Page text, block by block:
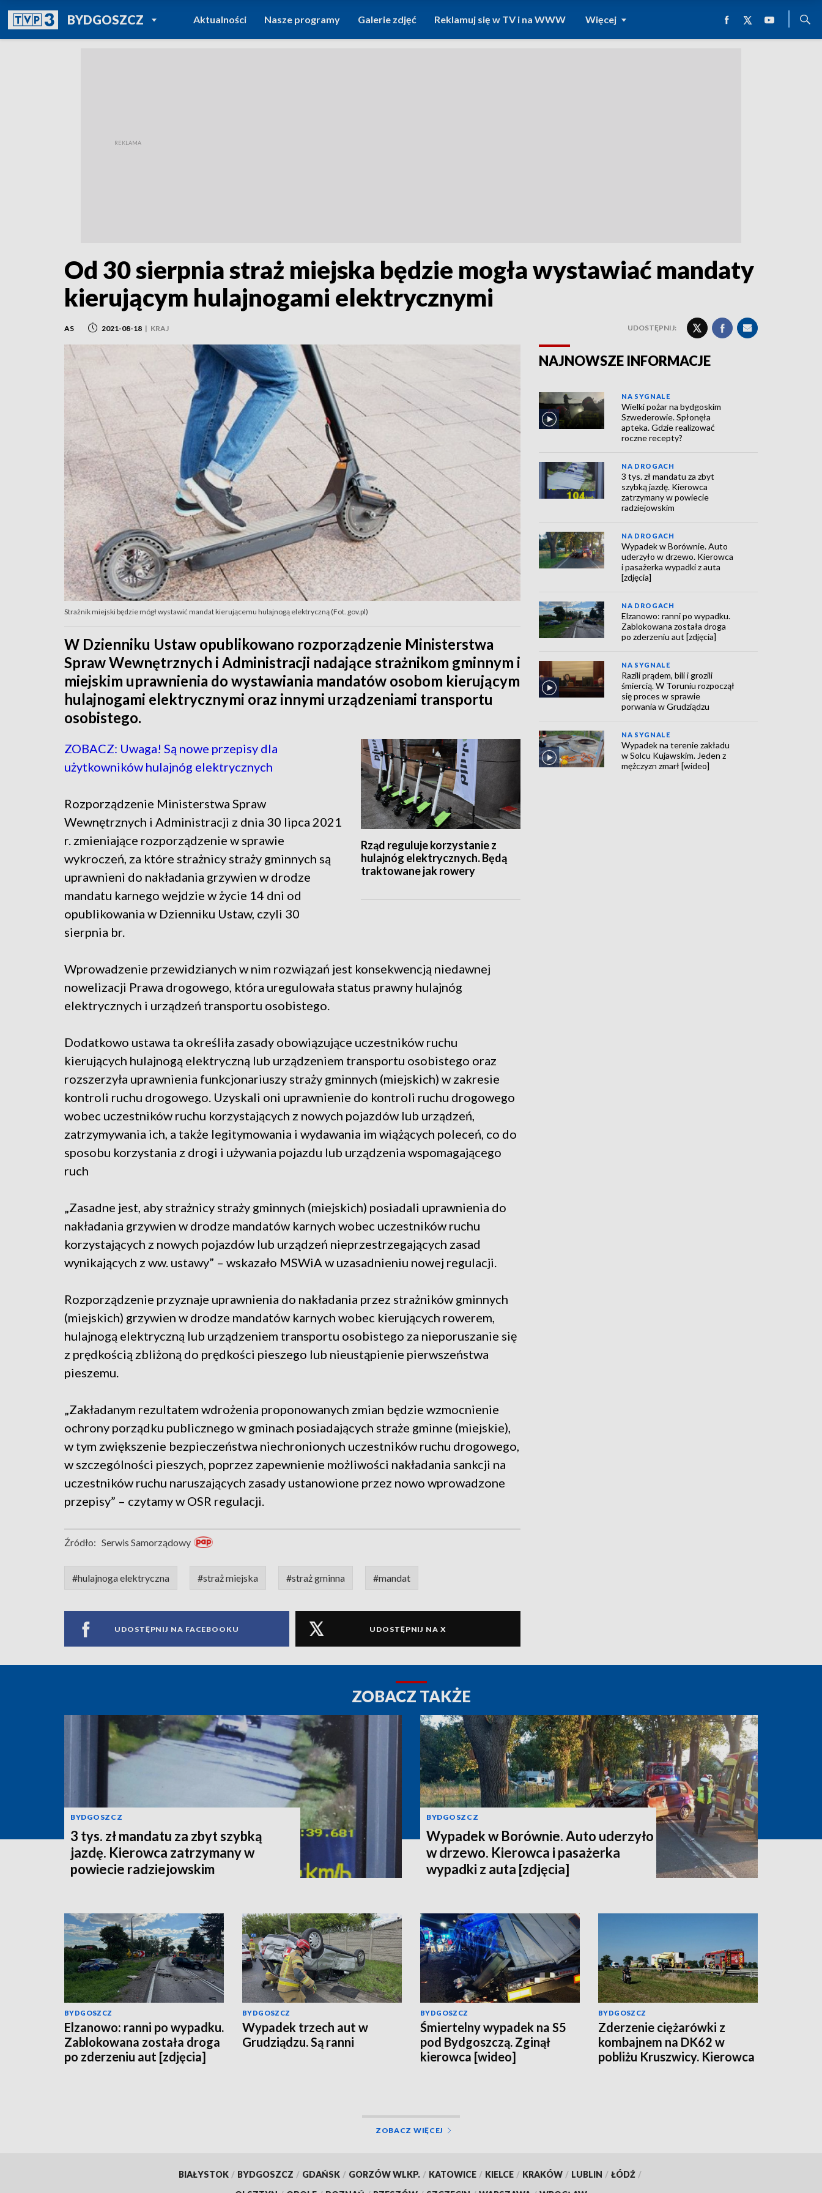
BYDGOSZCZPOWRÓT DO
TVP REGIONY
Aktualności Nasze programy Galerie zdjęć Reklamuj się w TV i na WWW Więcej
Od 30 sierpnia straż miejska będzie mogła wystawiać mandaty
kierującym hulajnogami elektrycznymi
AS 2021-08-18 | KRAJ UDOSTĘPNIJ:
Strażnik miejski będzie mógł wystawić mandat kierującemu hulajnogą elektryczną (Fot. gov.pl)
W Dzienniku Ustaw opublikowano rozporządzenie Ministerstwa
Spraw Wewnętrznych i Administracji nadające strażnikom gminnym i
miejskim uprawnienia do wystawiania mandatów osobom kierującym
hulajnogami elektrycznymi oraz innymi urządzeniami transportu
osobistego.
Rząd reguluje korzystanie z
hulajnóg elektrycznych. Będą
traktowane jak rowery
ZOBACZ: Uwaga! Są nowe przepisy dla
użytkowników hulajnóg elektrycznych
Rozporządzenie Ministerstwa Spraw
Wewnętrznych i Administracji z dnia 30 lipca 2021
r. zmieniające rozporządzenie w sprawie
wykroczeń, za które strażnicy straży gminnych są
uprawnieni do nakładania grzywien w drodze
mandatu karnego wejdzie w życie 14 dni od
opublikowania w Dzienniku Ustaw, czyli 30
sierpnia br.
Wprowadzenie przewidzianych w nim rozwiązań jest konsekwencją niedawnej
nowelizacji Prawa drogowego, która uregulowała status prawny hulajnóg
elektrycznych i urządzeń transportu osobistego.
Dodatkowo ustawa ta określiła zasady obowiązujące uczestników ruchu
kierujących hulajnogą elektryczną lub urządzeniem transportu osobistego oraz
rozszerzyła uprawnienia funkcjonariuszy straży gminnych (miejskich) w zakresie
kontroli ruchu drogowego. Uzyskali oni uprawnienie do kontroli ruchu drogowego
wobec uczestników ruchu korzystających z nowych pojazdów lub urządzeń,
zatrzymywania ich, a także legitymowania i wydawania im wiążących poleceń, co do
sposobu korzystania z drogi i używania pojazdu lub urządzenia wspomagającego
ruch
„Zasadne jest, aby strażnicy straży gminnych (miejskich) posiadali uprawnienia do
nakładania grzywien w drodze mandatów karnych wobec uczestników ruchu
korzystających z nowych pojazdów lub urządzeń nieprzestrzegających zasad
wynikających z ww. ustawy” – wskazało MSWiA w uzasadnieniu nowej regulacji.
Rozporządzenie przyznaje uprawnienia do nakładania przez strażników gminnych
(miejskich) grzywien w drodze mandatów karnych wobec kierujących rowerem,
hulajnogą elektryczną lub urządzeniem transportu osobistego za nieporuszanie się
z prędkością zbliżoną do prędkości pieszego lub nieustąpienie pierwszeństwa
pieszemu.
„Zakładanym rezultatem wdrożenia proponowanych zmian będzie wzmocnienie
ochrony porządku publicznego w gminach posiadających straże gminne (miejskie),
w tym zwiększenie bezpieczeństwa niechronionych uczestników ruchu drogowego,
w szczególności pieszych, poprzez zapewnienie możliwości nakładania sankcji na
uczestników ruchu naruszających zasady ustanowione przez nowo wprowadzone
przepisy” – czytamy w OSR regulacji.
Źródło: Serwis Samorządowy
#hulajnoga elektryczna #straż miejska #straż gminna #mandat
UDOSTĘPNIJ NA FACEBOOKU UDOSTĘPNIJ NA X
NAJNOWSZE INFORMACJE
NA SYGNALE
Wielki pożar na bydgoskim
Szwederowie. Spłonęła
apteka. Gdzie realizować
roczne recepty?
NA DROGACH
3 tys. zł mandatu za zbyt
szybką jazdę. Kierowca
zatrzymany w powiecie
radziejowskim
NA DROGACH
Wypadek w Borównie. Auto
uderzyło w drzewo. Kierowca
i pasażerka wypadki z auta
[zdjęcia]
NA DROGACH
Elzanowo: ranni po wypadku.
Zablokowana została droga
po zderzeniu aut [zdjęcia]
NA SYGNALE
Razili prądem, bili i grozili
śmiercią. W Toruniu rozpoczął
się proces w sprawie
porwania w Grudziądzu
NA SYGNALE
Wypadek na terenie zakładu
w Solcu Kujawskim. Jeden z
mężczyzn zmarł [wideo]
ZOBACZ TAKŻE
BYDGOSZCZ
3 tys. zł mandatu za zbyt szybką
jazdę. Kierowca zatrzymany w
powiecie radziejowskim
BYDGOSZCZ
Wypadek w Borównie. Auto uderzyło
w drzewo. Kierowca i pasażerka
wypadki z auta [zdjęcia]
BYDGOSZCZ
Elzanowo: ranni po wypadku.
Zablokowana została droga
po zderzeniu aut [zdjęcia]
BYDGOSZCZ
Wypadek trzech aut w
Grudziądzu. Są ranni
BYDGOSZCZ
Śmiertelny wypadek na S5
pod Bydgoszczą. Zginął
kierowca [wideo]
BYDGOSZCZ
Zderzenie ciężarówki z
kombajnem na DK62 w
pobliżu Kruszwicy. Kierowca
ZOBACZ WIĘCEJ
BIAŁYSTOK / BYDGOSZCZ / GDAŃSK / GORZÓW WLKP. / KATOWICE / KIELCE / KRAKÓW / LUBLIN / ŁÓDŹ /